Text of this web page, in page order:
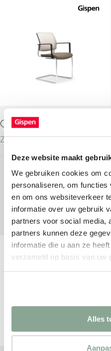
Deze website maakt
We gebruiken cookies om
personaliseren, om
en om ons websiteverkeer
informatie over uw gebruik
partners voor social media,
partners kunnen deze
informatie die u aan ze
verzameld op basis van uw
Alles
GISPEN ZINN SLEDE
Zitmeubilair